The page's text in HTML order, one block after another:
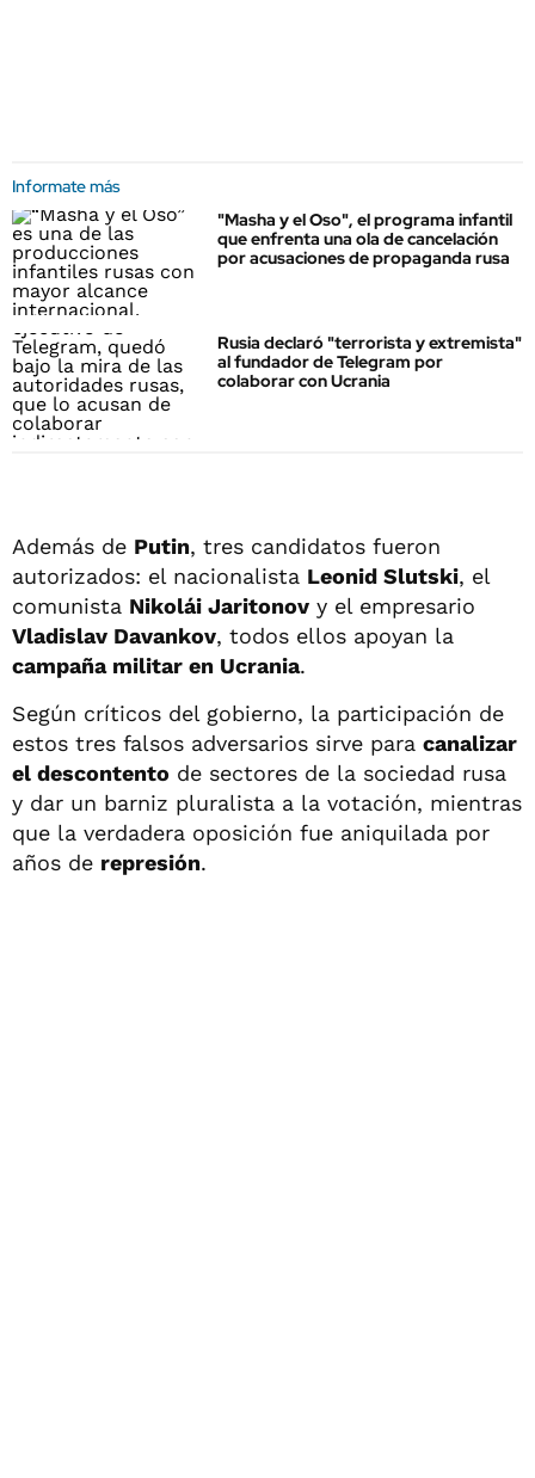
Informate más
"Masha y el Oso", el programa infantil
que enfrenta una ola de cancelación
por acusaciones de propaganda rusa
Rusia declaró "terrorista y extremista"
al fundador de Telegram por
colaborar con Ucrania
Además de Putin, tres candidatos fueron
autorizados: el nacionalista Leonid Slutski, el
comunista Nikolái Jaritonov y el empresario
Vladislav Davankov, todos ellos apoyan la
campaña militar en Ucrania.
Según críticos del gobierno, la participación de
estos tres falsos adversarios sirve para canalizar
el descontento de sectores de la sociedad rusa
y dar un barniz pluralista a la votación, mientras
que la verdadera oposición fue aniquilada por
años de represión.